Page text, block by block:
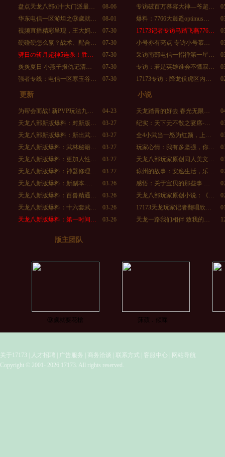
08-06
盘点天龙八部ol十大门派最…
08-01
华东电信一区游坦之⑨歲就…
07-30
视频直播精彩呈现，王大妈…
07-30
硬碰硬怎么赢？战术、配合…
07-30
劈日の斩月超神5连杀！胜…
07-30
炎炎夏日 小燕子报仇记清…
07-30
强者专线：电信一区寒玉谷…
专访破百万慕容大神—爷超…
爆料：7766大逍遥optimus…
17173记者专访马踏飞燕776…
小号亦有亮点 专访小号慕…
采访南部电信一指禅第一星…
专访：若是英雄谁会不懂寂…
17173专访：降龙伏虎区内…
更新
04-23
为帮会而战! 新PVP玩法九…
03-27
天龙八部新版爆料：对新版…
03-27
天龙八部新版爆料：新出武…
03-27
天龙八新版爆料：武林秘籍…
03-27
天龙八新版爆料：更加人性…
03-27
天龙八新版爆料：神器修理…
03-26
天龙八新版爆料：新副本-…
03-26
天龙八新版爆料：百兽精通…
03-26
天龙八新版爆料：十六套武…
03-26
天龙八新版爆料：第一时间…
小说
天龙踏青的好去 春光无限…
纪实：天下无不散之宴席-…
全4小武当一怒为红颜，上…
玩家心情：我有多坚强，你…
天龙八部玩家原创同人美文…
琼州的故事：安逸生活，乐…
感悟：关于宝贝的那些事 …
天龙八部玩家原创小说：《…
17173天龙玩家记者翻唱欣…
天龙一路我们相伴 致我的…
版主团队
⑨歲就耍花槍 莯蕦．倾啋ゞ
关于17173 人才招聘 广告服务 商务洽谈 联系方式 客服中心
网站导航
Copyright © 2001- 2026 17173. All rights reserved.